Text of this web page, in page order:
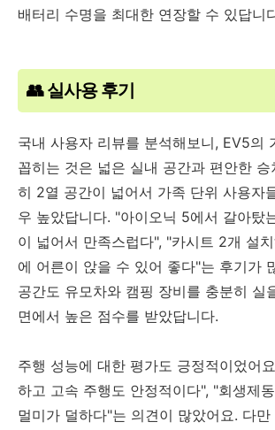
배터리 수명을 최대한 연장할 수 있답니
👥 실사용 후기
국내 사용자 리뷰를 분석해보니, EV5의
꼽히는 것은 넓은 실내 공간과 편안한 승
히 2열 공간이 넓어서 가족 단위 사용자
우 높았답니다. "아이오닉 5에서 갈아탔
이 넓어서 만족스럽다", "카시트 2개 설
에 어른이 앉을 수 있어 좋다"는 후기가
공간도 유모차와 캠핑 장비를 충분히 실
면에서 높은 점수를 받았답니다.
주행 성능에 대한 평가도 긍정적이었어
하고 고속 주행도 안정적이다", "회생제
멀미가 덜하다"는 의견이 많았어요. 다